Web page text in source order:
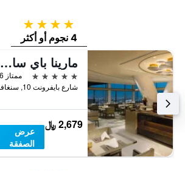
4 نجوم
4 نجوم أو أكثر
مارينا باي ساندز
5 نجوم
ممتاز 9.6
2,679 ﷼
عرض
الصفقة